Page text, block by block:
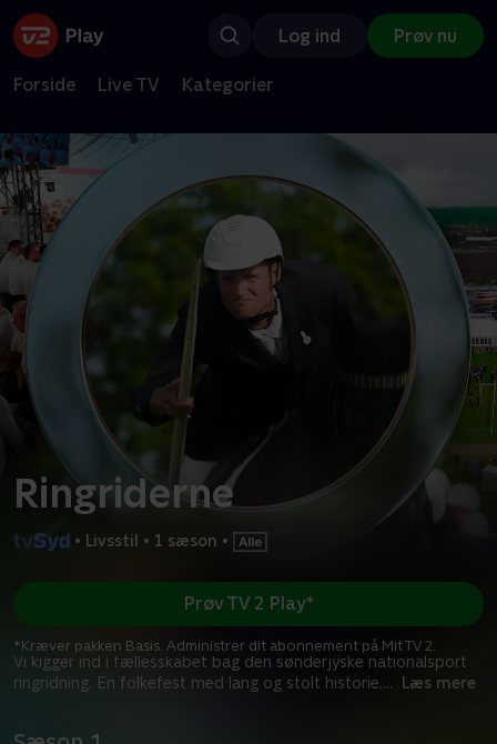
Log ind Prøv nu
Forside Live TV Kategorier
Ringriderne
• Livsstil • 1 sæson •
Vi kigger ind i fællesskabet bag den sønderjyske nationalsport
ringridning. En folkefest med lang og stolt historie,... Læs mere
Prøv TV 2 Play*
*Kræver pakken Basis. Administrer dit abonnement på Mit TV 2.